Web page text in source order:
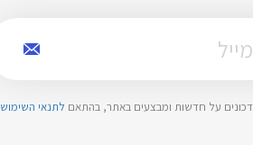
על חדשות ומבצעים באתר, בהתאם לתנאי השימוש